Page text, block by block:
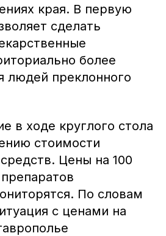
края. В первую
сделать
более
людей преклонного
в ходе круглого стола
стоимости
Цены на 100
По словам
с ценами на